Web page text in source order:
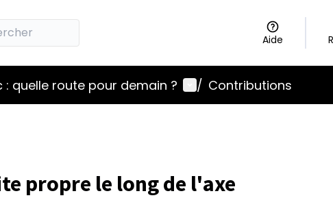
Aide
: quelle route pour demain ? Menu utilisateur
/ Contributions
propre le long de l'axe